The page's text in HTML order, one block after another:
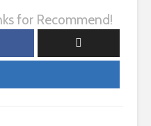
for Recommend!